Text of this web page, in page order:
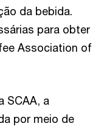
da bebida.
para obter
Association of
SCAA, a
por meio de